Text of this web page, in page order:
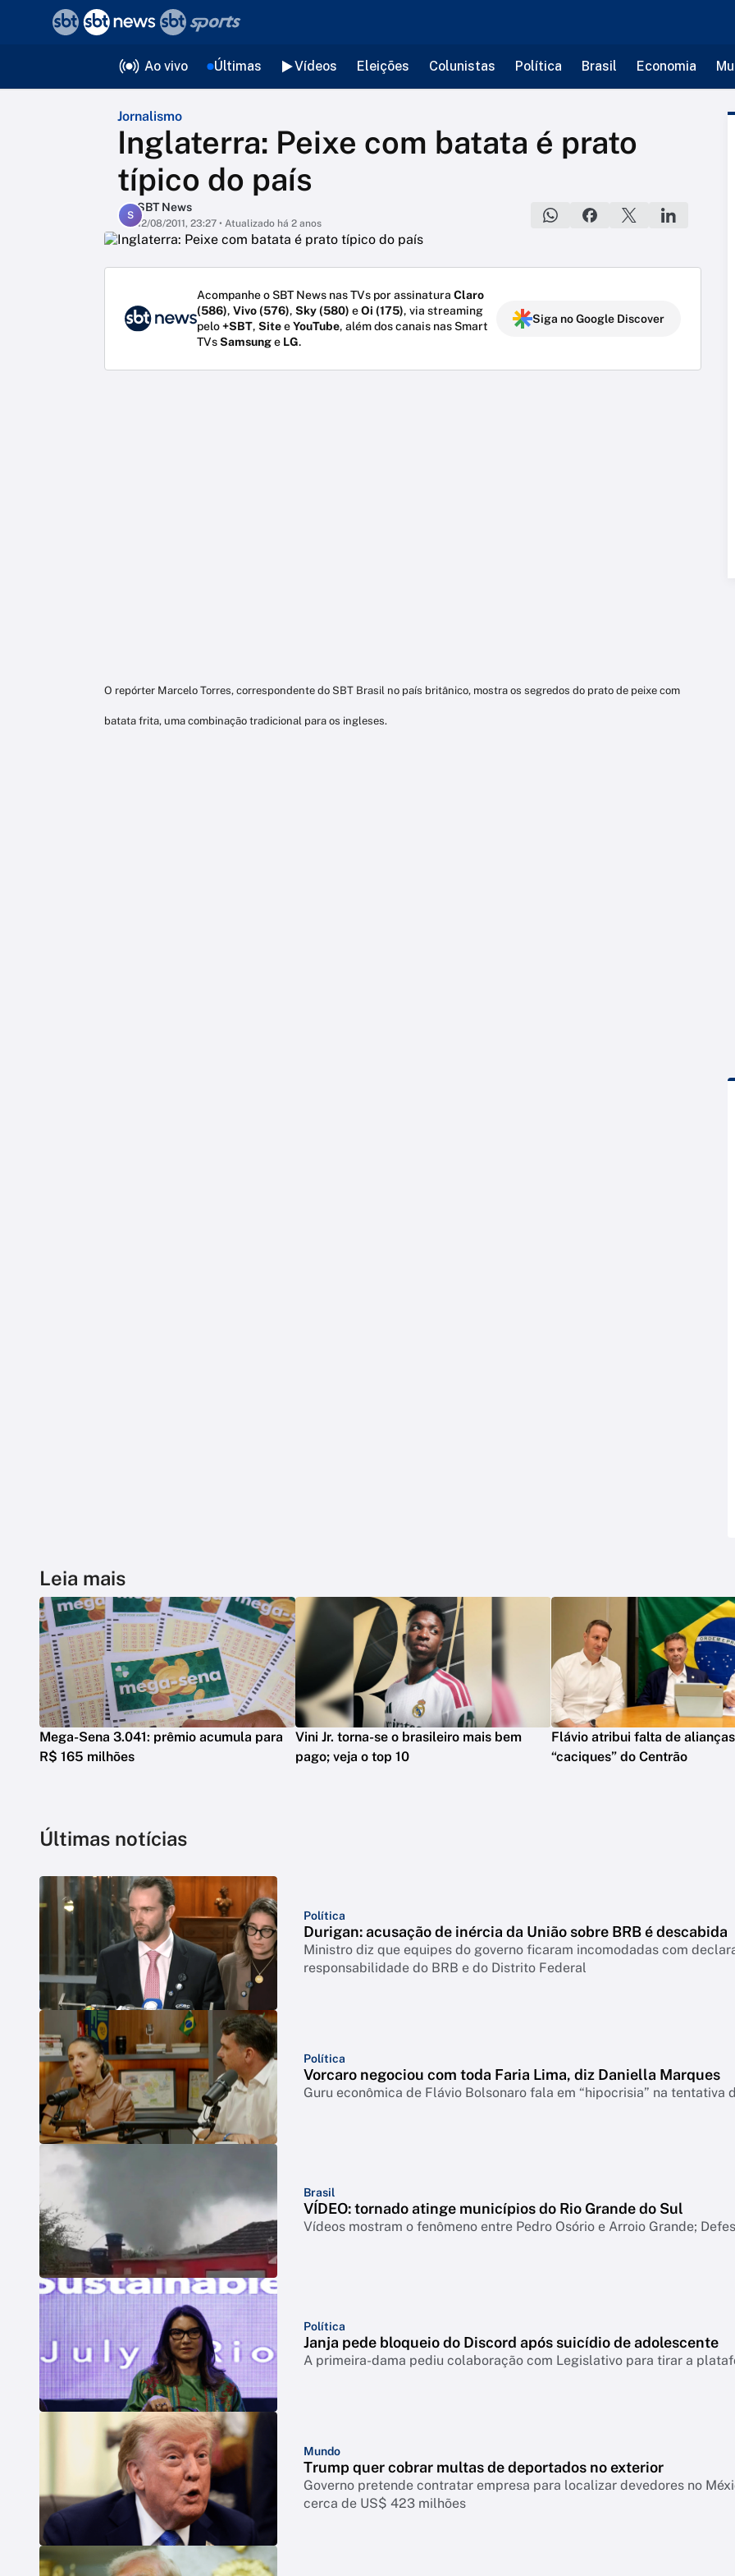
Ao vivo Últimas Vídeos Eleições Colunistas Política Brasil Economia
Jornalismo
Inglaterra: Peixe com batata é prato
típico do país
S
SBT News
12/08/2011, 23:27 • Atualizado há 2 anos
Acompanhe o SBT News nas TVs por assinatura Claro
(586), Vivo (576), Sky (580) eOi (175), via streaming
pelo+SBT, SiteeYouTube, além dos canais nas Smart
TVsSamsunge LG.
Siga no Google Discover
O repórter Marcelo Torres, correspondente do SBT Brasil no país britânico, mostra os segredos do prato de peixe com
batata frita, uma combinação tradicional para os ingleses.
Leia mais
Mega-Sena 3.041: prêmio acumula para
R$ 165 milhões
Vini Jr. torna-se o brasileiro mais bem
pago; veja o top 10
Flávio atribui falta de
“caciques” do Centrão
Últimas notícias
Política
Durigan: acusação de inércia da União sobre BRB é descabida
Ministro diz que equipes do governo ficaram incomodadas com
responsabilidade do BRB e do Distrito Federal
Política
Vorcaro negociou com toda Faria Lima, diz Daniella Marques
Guru econômica de Flávio Bolsonaro fala em “hipocrisia” na tentativa
Brasil
VÍDEO: tornado atinge municípios do Rio Grande do Sul
Vídeos mostram o fenômeno entre Pedro Osório e Arroio Grande;
Política
Janja pede bloqueio do Discord após suicídio de adolescente
A primeira-dama pediu colaboração com Legislativo para tirar a
Mundo
Trump quer cobrar multas de deportados no exterior
Governo pretende contratar empresa para localizar devedores no
cerca de US$ 423 milhões
voltar
Editorias